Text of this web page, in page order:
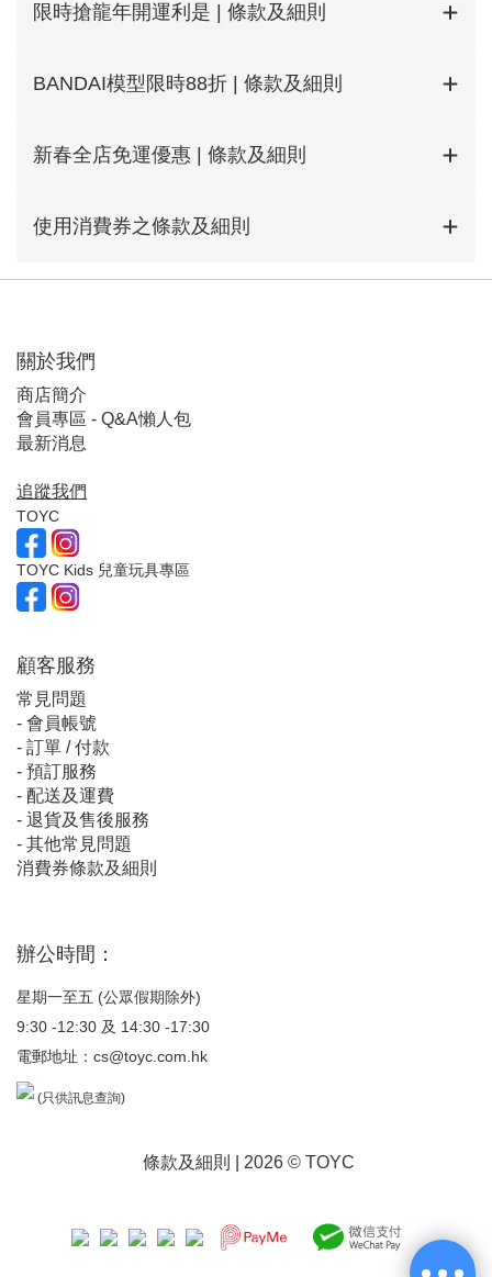
限時搶龍年開運利是 | 條款及細則
BANDAI模型限時88折 | 條款及細則
新春全店免運優惠 | 條款及細則
使用消費券之條款及細則
關於我們
商店簡介
會員專區 - Q&A懶人包
最新消息
追蹤我們
TOYC
TOYC Kids 兒童玩具專區
顧客服務
常見問題
- 會員帳號
- 訂單 / 付款
- 預訂服務
- 配送及運費
- 退貨及售後服務
- 其他常見問題
消費券條款及細則
辦公時間：
星期一至五 (公眾假期除外)
9:30 -12:30 及 14:30 -17:30
電郵地址： cs@toyc.com.hk
(只供訊息查詢)
條款及細則 | 2026 © TOYC